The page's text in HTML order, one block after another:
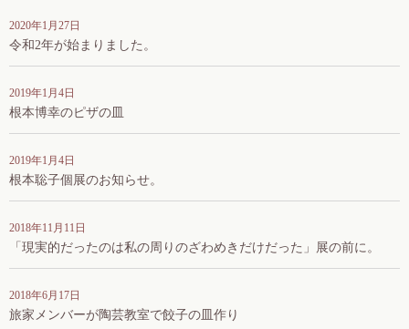
2020年1月27日
令和2年が始まりました。
2019年1月4日
根本博幸のピザの皿
2019年1月4日
根本聡子個展のお知らせ。
2018年11月11日
「現実的だったのは私の周りのざわめきだけだった」展の前に。
2018年6月17日
旅家メンバーが陶芸教室で餃子の皿作り